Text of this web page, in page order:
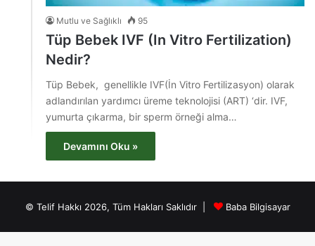
Mutlu ve Sağlıklı 95
Tüp Bebek IVF (In Vitro Fertilization)
Nedir?
Tüp Bebek, genellikle IVF(İn Vitro Fertilizasyon) olarak
adlandırılan yardımcı üreme teknolojisi (ART) ‘dir. IVF,
yumurta çıkarma, bir sperm örneği alma…
Devamını Oku »
© Telif Hakkı 2026, Tüm Hakları Saklıdır | Baba Bilgisayar